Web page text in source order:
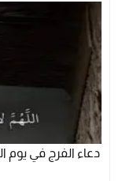
دعاء الفرج في يوم